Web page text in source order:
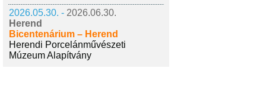
2026.05.30. - 2026.06.30.
Herend
Bicentenárium – Herend
Herendi Porcelánművészeti
Múzeum Alapítvány